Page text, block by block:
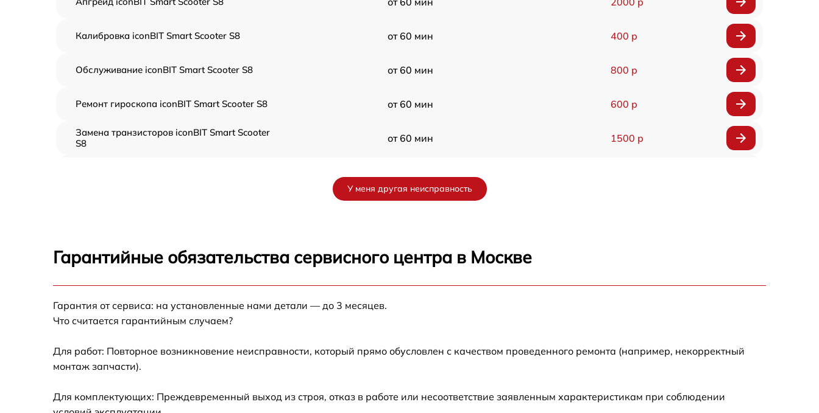
Калибровка iconBIT Smart Scooter S8 от 60 мин 400 р
Обслуживание iconBIT Smart Scooter S8 от 60 мин 800 р
Ремонт гироскопа iconBIT Smart Scooter S8 от 60 мин 600 р
Замена транзисторов iconBIT Smart Scooter
S8
от 60 мин 1500 р
Замена платы управления (мат.платы, мейн
платы) iconBIT Smart Scooter S8
Замена аккумулятора iconBIT Smart Scooter
Замена корпуса iconBIT Smart Scooter S8
У меня другая неисправность
Гарантийные обязательства сервисного центра в Москве
Гарантия от сервиса: на установленные нами детали — до 3 месяцев.
Что считается гарантийным случаем?
Для работ: Повторное возникновение неисправности, который прямо обусловлен с качеством проведенного ремонта (например, некорректный
монтаж запчасти).
Для комплектующих: Преждевременный выход из строя, отказ в работе или несоответствие заявленным характеристикам при соблюдении